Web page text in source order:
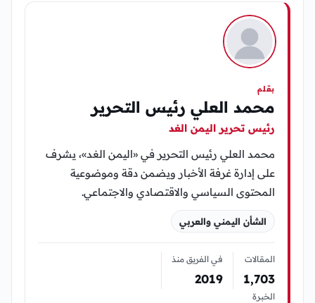
بقلم
محمد العلي رئيس التحرير
رئيس تحرير اليمن الغد
محمد العلي رئيس التحرير في «اليمن الغد»، يشرف
على إدارة غرفة الأخبار ويضمن دقة وموضوعية
المحتوى السياسي والاقتصادي والاجتماعي.
الشأن اليمني والعربي
المقالات
1٬703
في الفريق منذ
2019
الخبرة